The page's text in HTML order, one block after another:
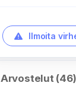
Ilmoita
Arvostelut (46)